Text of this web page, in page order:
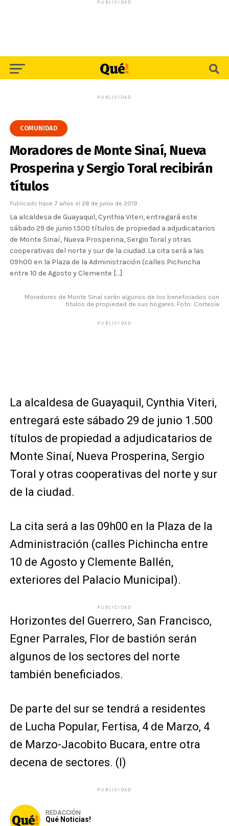
PUBLICIDAD
PUBLICIDAD
COMUNIDAD
Moradores de Monte Sinaí, Nueva
Prosperina y Sergio Toral recibirán
títulos
Publicado hace 7 años el 28 de junio de 2019
La alcaldesa de Guayaquil, Cynthia Viteri, entregará este
sábado 29 de junio 1.500 títulos de propiedad a adjudicatarios
de Monte Sinaí, Nueva Prosperina, Sergio Toral y otras
cooperativas del norte y sur de la ciudad. La cita será a las
09h00 en la Plaza de la Administración (calles Pichincha
entre 10 de Agosto y Clemente […]
Moradores de Monte Sinaí serán algunos de los beneficiados con
títulos de propiedad de sus hogares. Foto: Cortesía
PUBLICIDAD
La alcaldesa de Guayaquil, Cynthia Viteri,
entregará este sábado 29 de junio 1.500
títulos de propiedad a adjudicatarios de
Monte Sinaí, Nueva Prosperina, Sergio
Toral y otras cooperativas del norte y sur
de la ciudad.
La cita será a las 09h00 en la Plaza de la
Administración (calles Pichincha entre
10 de Agosto y Clemente Ballén,
exteriores del Palacio Municipal).
PUBLICIDAD
Horizontes del Guerrero, San Francisco,
Egner Parrales, Flor de bastión serán
algunos de los sectores del norte
también beneficiados.
De parte del sur se tendrá a residentes
de Lucha Popular, Fertisa, 4 de Marzo, 4
de Marzo-Jacobito Bucara, entre otra
decena de sectores. (I)
PUBLICIDAD
REDACCIÓN
Qué Noticias!